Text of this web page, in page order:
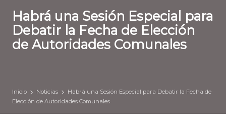
Habrá una Sesión Especial para
Debatir la Fecha de Elección
de Autoridades Comunales
Inicio Noticias
Habrá una Sesión Especial para Debatir la Fecha de
Elección de Autoridades Comunales